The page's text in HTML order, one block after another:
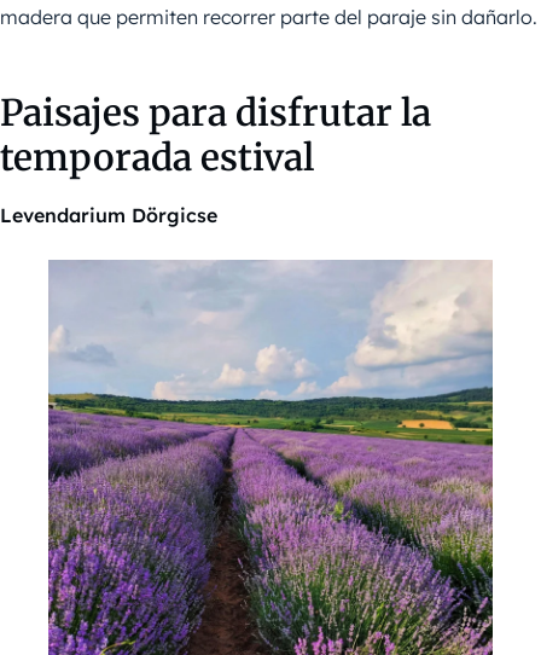
madera que permiten recorrer parte del paraje sin dañarlo.
Paisajes para disfrutar la
temporada estival
Levendarium Dörgicse